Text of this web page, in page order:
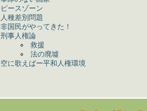
ピースゾーン
人種差別問題
非国民がやってきた！
刑事人権論
救援
法の廃墟
空に歌えばー平和人権環境